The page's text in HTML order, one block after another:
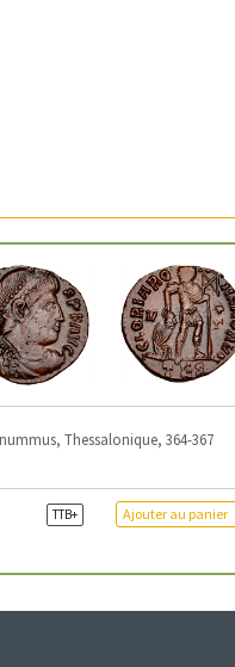
Thessalonique, 364-367
TTB+ Ajouter au panier